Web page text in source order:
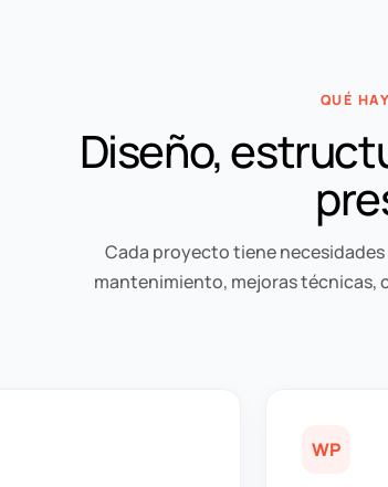
QUÉ
Diseño,
Cada proyecto tiene
mantenimiento, mejoras técnicas,
WP